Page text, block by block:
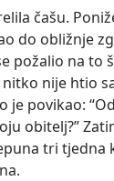
čašu.
do obližnje
požalio na to
nije htio
je povikao:
obitelj?”
tri tjedna